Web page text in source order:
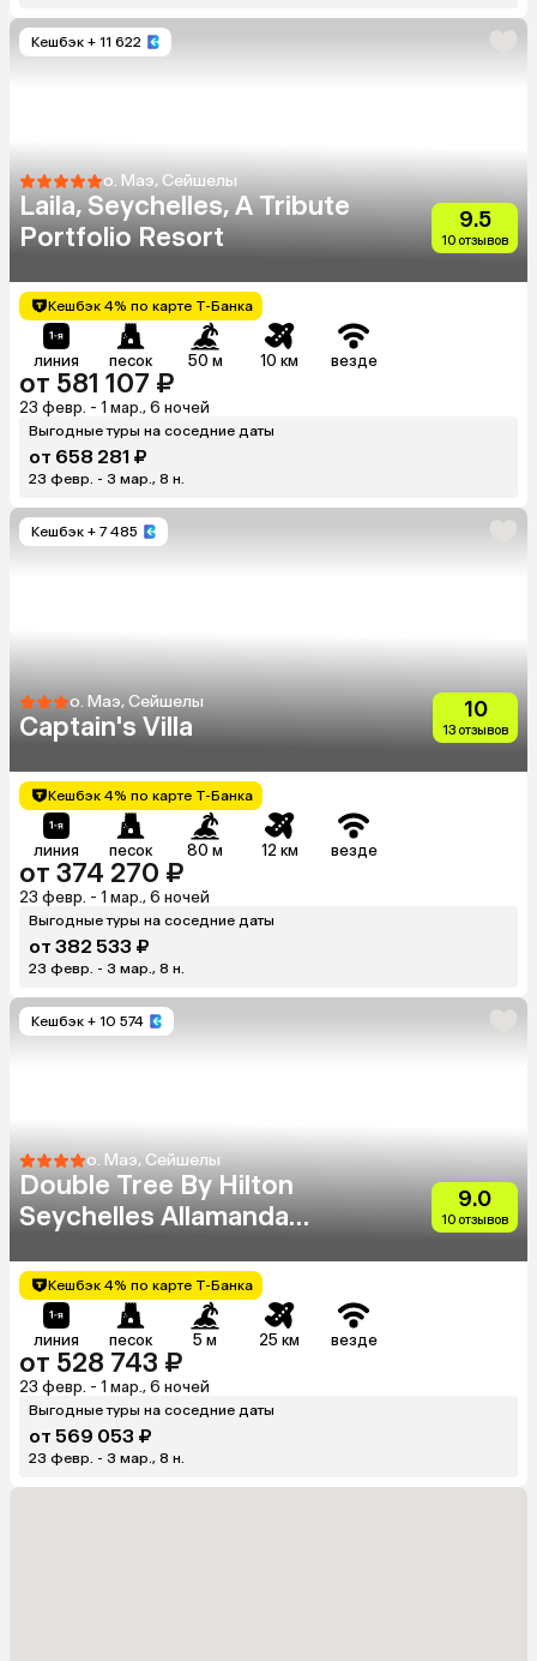
Кешбэк + 11 622
о. Маэ, Сейшелы
Laila, Seychelles, A Tribute
Portfolio Resort
9.5
10 отзывов
Кешбэк 4% по карте Т-Банка
линия песок 50 м 10 км везде
от 581 107 ₽
23 февр. - 1 мар., 6 ночей
Выгодные туры на соседние даты
от 658 281 ₽
23 февр. - 3 мар., 8 н.
Кешбэк + 7 485
о. Маэ, Сейшелы
Captain's Villa
10
13 отзывов
Кешбэк 4% по карте Т-Банка
линия песок 80 м 12 км везде
от 374 270 ₽
23 февр. - 1 мар., 6 ночей
Выгодные туры на соседние даты
от 382 533 ₽
23 февр. - 3 мар., 8 н.
Кешбэк + 10 574
о. Маэ, Сейшелы
Double Tree By Hilton
Seychelles Allamanda
9.0
10 отзывов
Кешбэк 4% по карте Т-Банка
линия песок 5 м 25 км везде
от 528 743 ₽
23 февр. - 1 мар., 6 ночей
Выгодные туры на соседние даты
от 569 053 ₽
23 февр. - 3 мар., 8 н.